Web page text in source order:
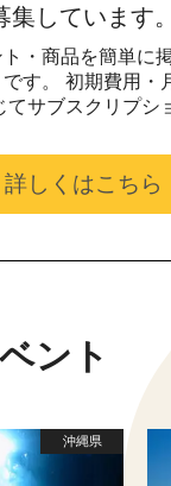
集しています。
・商品を簡単に
す。 初期費用・
サブスクリプシ
詳しくはこちら
ント
沖縄県